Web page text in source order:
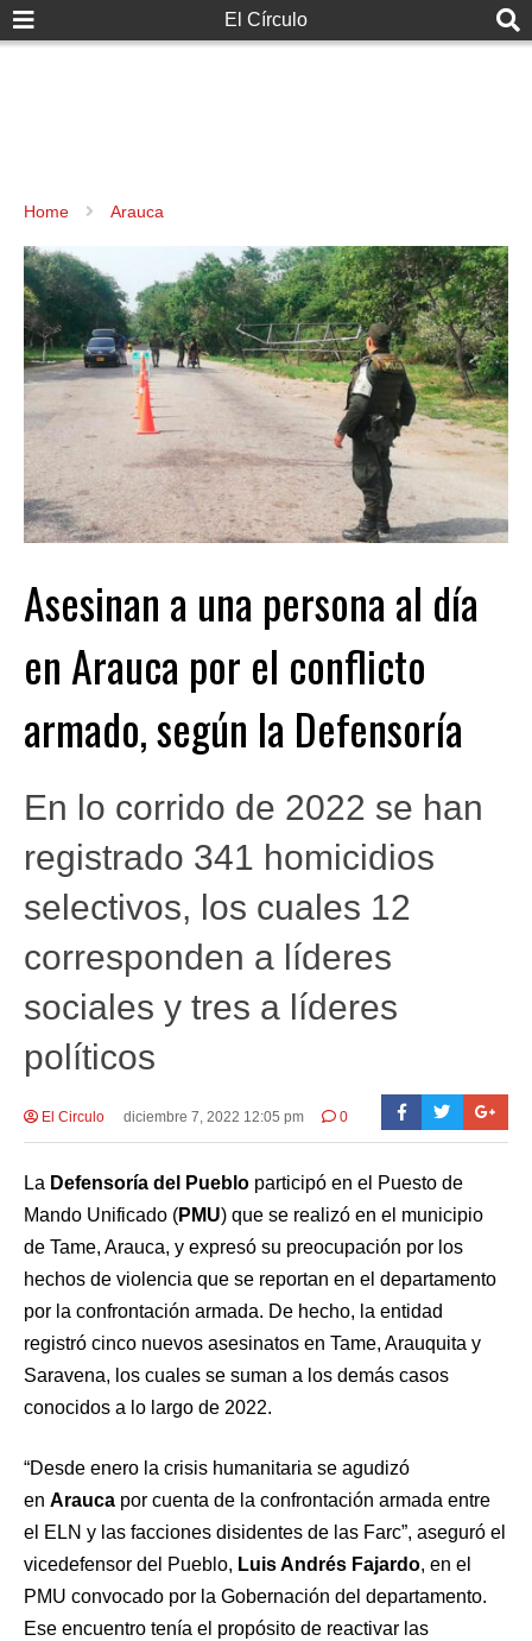
El Círculo
Home Arauca
Asesinan a una persona al día
en Arauca por el conflicto
armado, según la Defensoría
En lo corrido de 2022 se han
registrado 341 homicidios
selectivos, los cuales 12
corresponden a líderes
sociales y tres a líderes
políticos
El Circulo diciembre 7, 2022 12:05 pm 0
La Defensoría del Pueblo participó en el Puesto de
Mando Unificado (PMU) que se realizó en el municipio
de Tame, Arauca, y expresó su preocupación por los
hechos de violencia que se reportan en el departamento
por la confrontación armada. De hecho, la entidad
registró cinco nuevos asesinatos en Tame, Arauquita y
Saravena, los cuales se suman a los demás casos
conocidos a lo largo de 2022.
“Desde enero la crisis humanitaria se agudizó
en Arauca por cuenta de la confrontación armada entre
el ELN y las facciones disidentes de las Farc”, aseguró el
vicedefensor del Pueblo, Luis Andrés Fajardo, en el
PMU convocado por la Gobernación del departamento.
Ese encuentro tenía el propósito de reactivar las